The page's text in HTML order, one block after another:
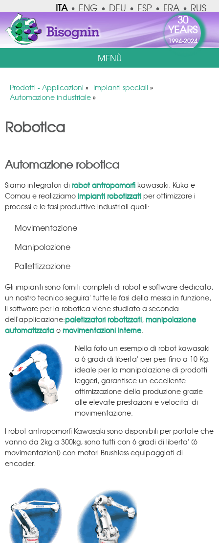
ITA • ENG • DEU • ESP • FRA • RUS
30
YEARS
1994-2024
MENÙ
Prodotti - Applicazioni » Impianti speciali »
Automazione industriale »
Robotica
Automazione robotica
Siamo integratori di robot antropomorfi kawasaki, Kuka e
Comau e realizziamo impianti robotizzati per ottimizzare i
processi e le fasi produttive industriali quali:
Movimentazione
Manipolazione
Pallettizzazione
Gli impianti sono forniti completi di robot e software dedicato,
un nostro tecnico seguira' tutte le fasi della messa in funzione,
il software per la robotica viene studiato a seconda
dell'applicazione:paletizzatori robotizzati, manipolazione
automatizzata o movimentazioni interne.
Nella foto un esempio di robot kawasaki
a 6 gradi di liberta' per pesi fino a 10 Kg,
ideale per la manipolazione di prodotti
leggeri, garantisce un eccellente
ottimizzazione della produzione grazie
alle elevate prestazioni e velocita' di
movimentazione.
I robot antropomorfi Kawasaki sono disponibili per portate che
vanno da 2kg a 300kg, sono tutti con 6 gradi di liberta' (6
movimentazioni) con motori Brushless equipaggiati di
encoder.